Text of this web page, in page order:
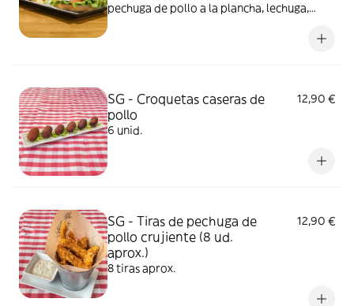
pechuga de pollo a la plancha, lechuga,
SG - Croquetas caseras de
pollo
12,90 €
6 unid.
SG - Tiras de pechuga de
pollo crujiente (8 ud.
aprox.)
12,90 €
8 tiras aprox.